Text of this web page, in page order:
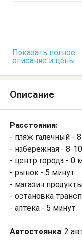
Показать полное
описание и цены
Описание
Расстояния:
- пляж галечный -
- набережная - 8-
- центр города - 0
- рынок - 5 минут
- магазин
- остановка
- аптека - 5 минут
Автостоянка: 2